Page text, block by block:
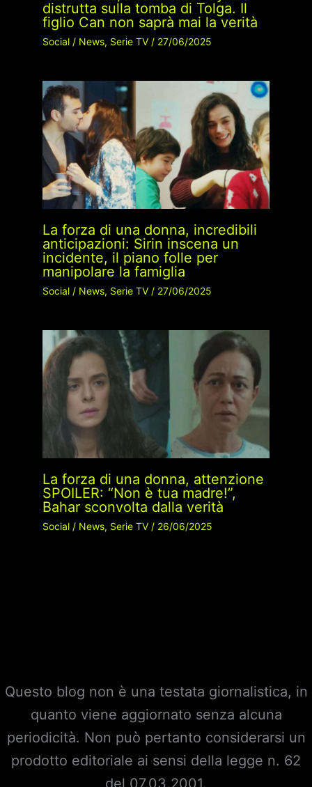
distrutta sulla tomba di Tolga. Il
figlio Can non saprà mai la verità
Social/ News, Serie TV/ 27/06/2025
La forza di una donna, incredibili
anticipazioni: Sirin inscena un
incidente, il piano folle per
manipolare la famiglia
Social/ News, Serie TV/ 27/06/2025
La forza di una donna, attenzione
SPOILER: “Non è tua madre!”,
Bahar sconvolta dalla verità
Social/ News, Serie TV/ 26/06/2025
Questo blog non è una testata giornalistica, in
quanto viene aggiornato senza alcuna
periodicità. Non può pertanto considerarsi un
prodotto editoriale ai sensi della legge n. 62
del 07.03.2001.